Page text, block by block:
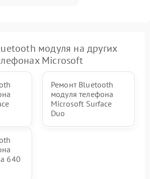
модуля на других
Microsoft
Ремонт Bluetooth
модуля телефона
Microsoft Surface
Duo
640